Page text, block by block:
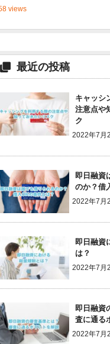
views
最近の投稿
キャッシ
注意点や
ク
2022年7月
即日融資
のか？借
2022年7月
即日融資
は？
2022年7月
即日融資
査に通る
2022年7月